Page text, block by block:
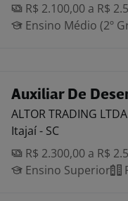
R$ 2.100,00 a R$
Ensino Médio (2º
Auxiliar De
ALTOR TRADING LTDA
Itajaí - SC
R$ 2.300,00 a R$
Ensino Superior